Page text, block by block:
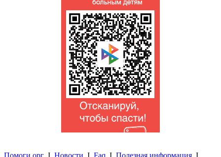
Помоги.орг I Новости I Faq I Полезная информация I